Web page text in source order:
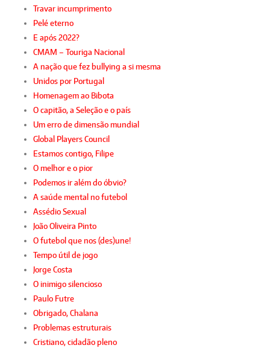
Travar incumprimento
Pelé eterno
E após 2022?
CMAM – Touriga Nacional
A nação que fez bullying a si mesma
Unidos por Portugal
Homenagem ao Bibota
O capitão, a Seleção e o país
Um erro de dimensão mundial
Global Players Council
Estamos contigo, Filipe
O melhor e o pior
Podemos ir além do óbvio?
A saúde mental no futebol
Assédio Sexual
João Oliveira Pinto
O futebol que nos (des)une!
Tempo útil de jogo
Jorge Costa
O inimigo silencioso
Paulo Futre
Obrigado, Chalana
Problemas estruturais
Cristiano, cidadão pleno